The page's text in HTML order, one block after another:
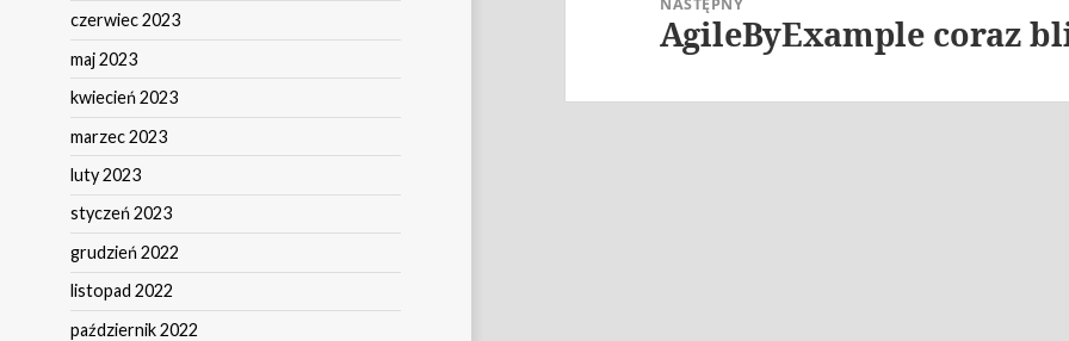
czerwiec 2023
maj 2023
kwiecień 2023
marzec 2023
luty 2023
styczeń 2023
grudzień 2022
listopad 2022
październik 2022
NASTĘPNY
Następny
wpis:
AgileByExample coraz